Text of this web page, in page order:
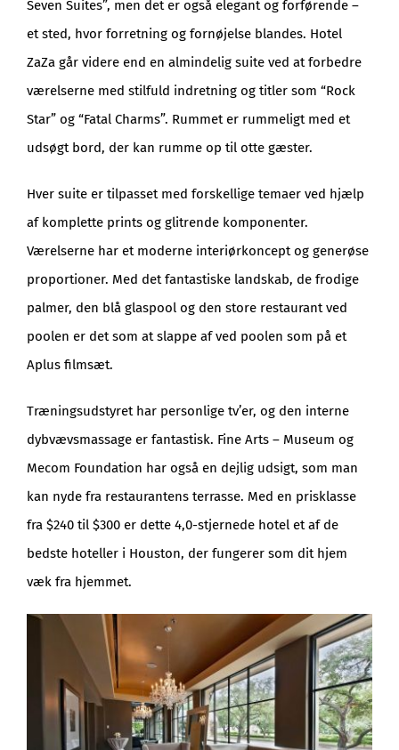
Seven Suites”, men det er også elegant og forførende –
et sted, hvor forretning og fornøjelse blandes. Hotel
ZaZa går videre end en almindelig suite ved at forbedre
værelserne med stilfuld indretning og titler som “Rock
Star” og “Fatal Charms”. Rummet er rummeligt med et
udsøgt bord, der kan rumme op til otte gæster.
Hver suite er tilpasset med forskellige temaer ved hjælp
af komplette prints og glitrende komponenter.
Værelserne har et moderne interiørkoncept og generøse
proportioner. Med det fantastiske landskab, de frodige
palmer, den blå glaspool og den store restaurant ved
poolen er det som at slappe af ved poolen som på et
Aplus filmsæt.
Træningsudstyret har personlige tv’er, og den interne
dybvævsmassage er fantastisk. Fine Arts – Museum og
Mecom Foundation har også en dejlig udsigt, som man
kan nyde fra restaurantens terrasse. Med en prisklasse
fra $240 til $300 er dette 4,0-stjernede hotel et af de
bedste hoteller i Houston, der fungerer som dit hjem
væk fra hjemmet.